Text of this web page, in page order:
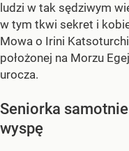
ludzi w tak sędziwym
w tym tkwi sekret i
Mowa o Irini
położonej na Morzu
urocza.
Seniorka
wyspę